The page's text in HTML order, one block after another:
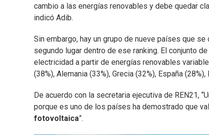
cambio a las energías renovables y debe quedar
indicó Adib.
Sin embargo, hay un grupo de nueve países que
segundo lugar dentro de ese ranking. El conjunto
electricidad a partir de energías renovables
(38%), Alemania (33%), Grecia (32%), España
De acuerdo con la secretaria ejecutiva de REN21,
porque es uno de los países ha demostrado que
fotovoltaica”.